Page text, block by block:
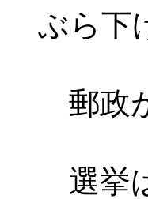
ぶら下
郵政
選挙